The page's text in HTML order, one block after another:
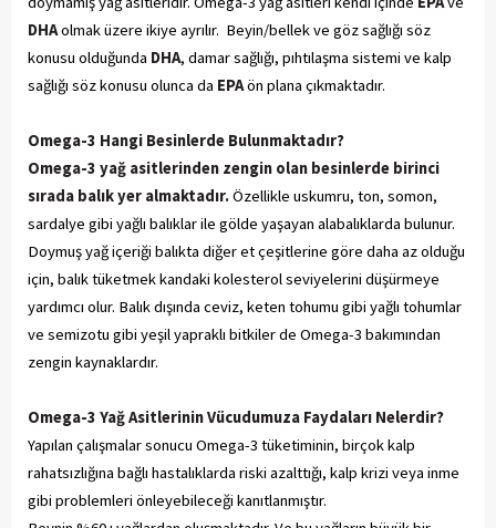
DHAolmak üzere ikiye ayrılır. Beyin/bellek ve göz sağlığı söz
konusu olduğunda DHA, damar sağlığı, pıhtılaşma sistemi ve kalp
sağlığı söz konusu olunca da EPAön plana çıkmaktadır.
Omega-3 Hangi Besinlerde Bulunmaktadır?
Omega-3 yağ asitlerinden zengin olan besinlerde birinci
sırada balık yer almaktadır.Özellikle uskumru, ton, somon,
sardalye gibi yağlı balıklar ile gölde yaşayan alabalıklarda bulunur.
Doymuş yağ içeriği balıkta diğer et çeşitlerine göre daha az olduğu
için, balık tüketmek kandaki kolesterol seviyelerini düşürmeye
yardımcı olur. Balık dışında ceviz, keten tohumu gibi yağlı tohumlar
ve semizotu gibi yeşil yapraklı bitkiler de Omega-3 bakımından
zengin kaynaklardır.
Omega-3 Yağ Asitlerinin Vücudumuza Faydaları Nelerdir?
Yapılan çalışmalar sonucu Omega-3 tüketiminin, birçok kalp
rahatsızlığına bağlı hastalıklarda riski azalttığı, kalp krizi veya inme
gibi problemleri önleyebileceği kanıtlanmıştır.